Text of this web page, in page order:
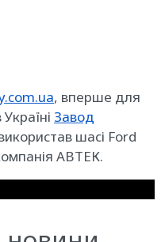
, вперше для
Завод
шасі Ford
АВТЕК.